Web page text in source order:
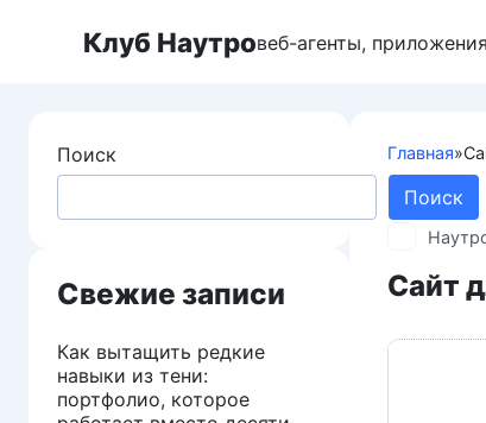
Клуб Наутровеб-агенты,
Главная»
Сайт
Поиск
Поиск
Свежие записи
Как вытащить редкие
навыки из тени:
портфолио, которое